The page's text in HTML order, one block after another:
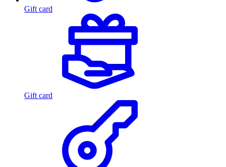
Gift card
Gift card